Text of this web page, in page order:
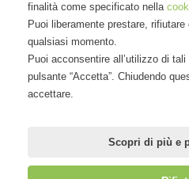
finalità come specificato nella
Puoi liberamente prestare,
qualsiasi momento.
Puoi acconsentire all’utilizzo di
pulsante “Accetta”. Chiudendo
accettare.
Scopri di più e